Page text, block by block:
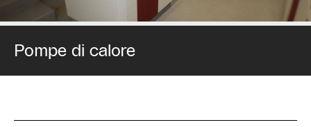
Pompe di calore